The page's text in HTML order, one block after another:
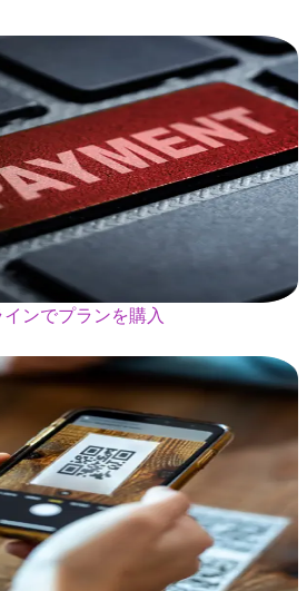
ンでプランを購入